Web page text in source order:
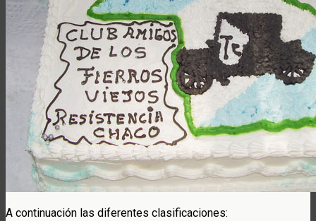
A continuación las diferentes clasificaciones: